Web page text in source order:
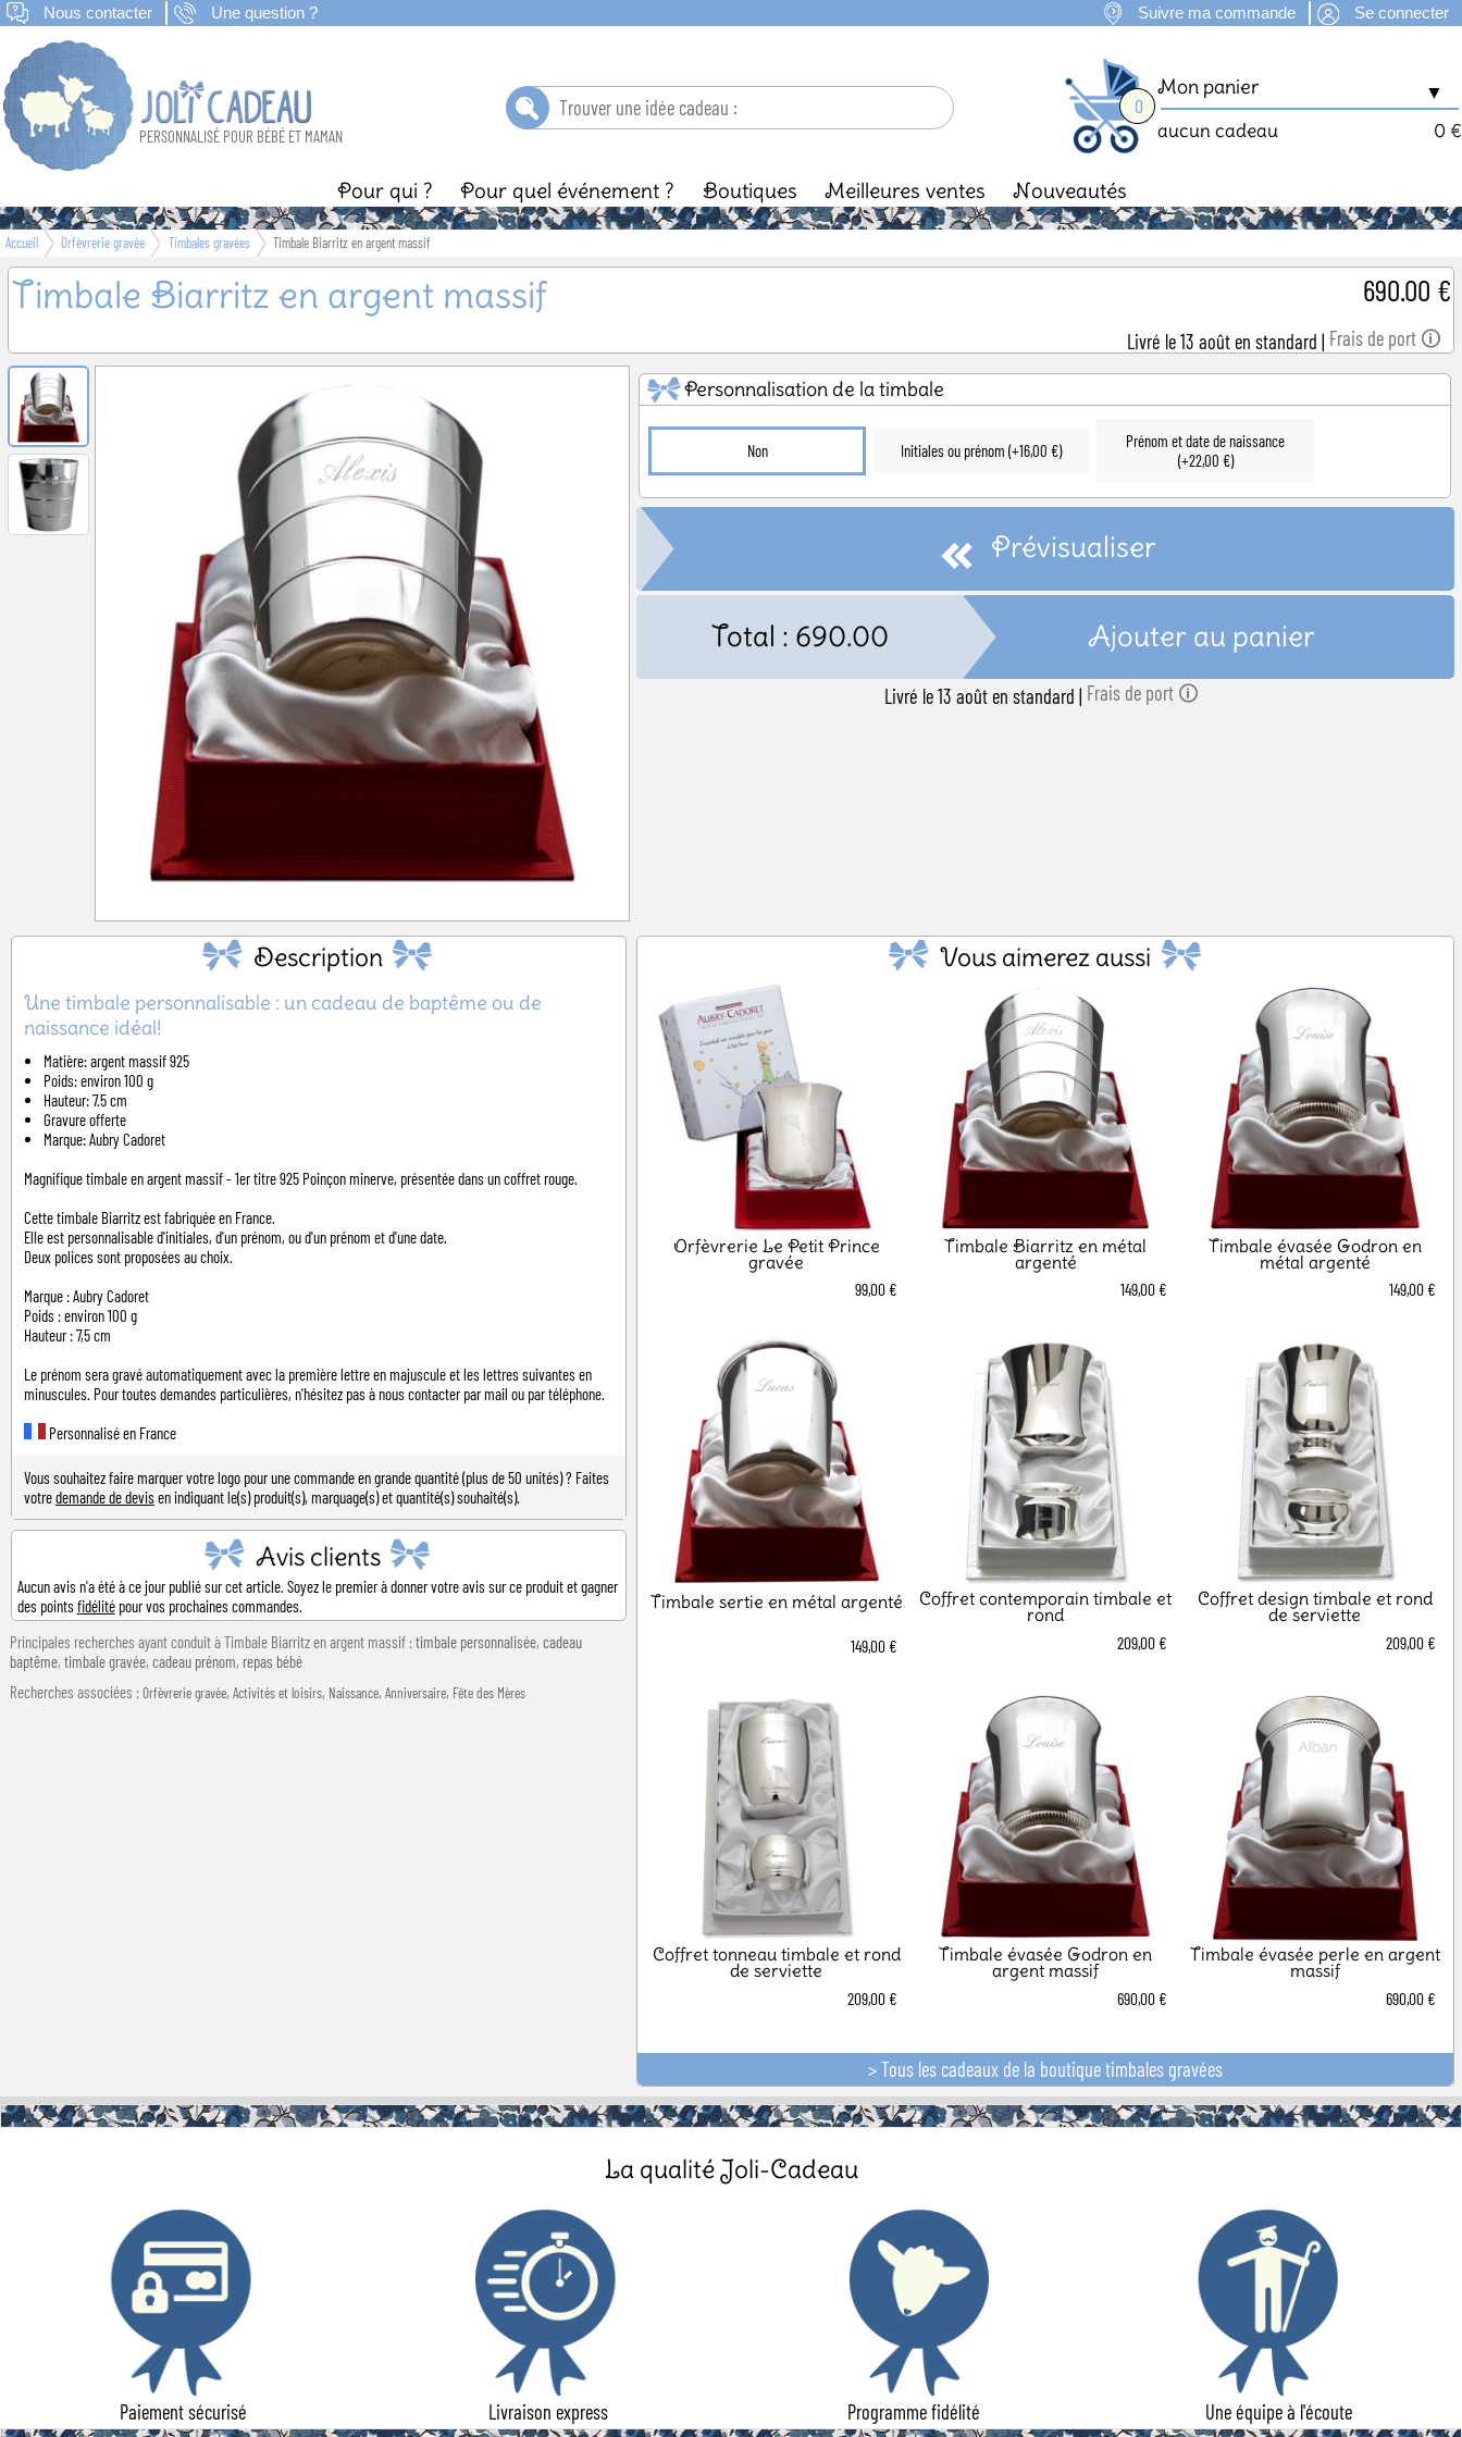
Nous contacter Une question ? Se connecter
Suivre ma commande
PERSONNALISÉ POUR BÉBÉ ET MAMAN
0
▼
Mon panier
0 €
aucun cadeau
Pour qui ? Pour quel événement ?
Naissance
Noël
Boutiques Meilleures ventes Nouveautés
Accueil Orfèvrerie gravée Timbales gravées Timbale Biarritz en argent massif
Timbale Biarritz en argent massif
Livré le 13 août en standard | Frais de port 🛈
690.00 €
Personnalisation de la timbale
Non Initiales ou prénom (+16,00 €)
Prénom et date de naissance
(+22,00 €)
Prévisualiser
Total : 690.00 Ajouter au panier
Livré le 13 août en standard | Frais de port 🛈
Description
Une timbale personnalisable : un cadeau de baptême ou de
naissance idéal!
Matière: argent massif 925
Poids: environ 100 g
Hauteur: 7.5 cm
Gravure offerte
Marque: Aubry Cadoret
Magnifique timbale en argent massif - 1er titre 925 Poinçon minerve, présentée dans un coffret rouge.
Cette timbale Biarritz est fabriquée en France.
Elle est personnalisable d'initiales, d'un prénom, ou d'un prénom et d'une date.
Deux polices sont proposées au choix.
Marque : Aubry Cadoret
Poids : environ 100 g
Hauteur : 7,5 cm
Le prénom sera gravé automatiquement avec la première lettre en majuscule et les lettres suivantes en
minuscules. Pour toutes demandes particulières, n'hésitez pas à nous contacter par mail ou par téléphone.
Personnalisé en France
Vous souhaitez faire marquer votre logo pour une commande en grande quantité (plus de 50 unités) ? Faites
votredemande de devisen indiquant le(s) produit(s), marquage(s) et quantité(s) souhaité(s).
Avis clients
Aucun avis n'a été à ce jour publié sur cet article. Soyez le premier à donner votre avis sur ce produit et gagner
des pointsfidélitépour vos prochaines commandes.
Principales recherches ayant conduit à Timbale Biarritz en argent massif :timbale personnalisée, cadeau
baptême, timbale gravée, cadeau prénom, repas bébé
Recherches associées : Orfèvrerie gravée, Activités et loisirs, Naissance, Anniversaire, Fête des Mères
Vous aimerez aussi
Orfèvrerie Le Petit Prince
gravée
99,00 €
Timbale Biarritz en métal
argenté
149,00 €
Timbale évasée Godron en
métal argenté
149,00 €
Timbale sertie en métal argenté
149,00 €
Coffret contemporain timbale et
rond
209,00 €
Coffret design timbale et rond
de serviette
209,00 €
Coffret tonneau timbale et rond
de serviette
209,00 €
Timbale évasée Godron en
argent massif
690,00 €
Timbale évasée perle en argent
massif
690,00 €
> Tous les cadeaux de la boutique timbales gravées
La qualité Joli-Cadeau
Paiement sécurisé Livraison express Programme fidélité Une équipe à l'écoute